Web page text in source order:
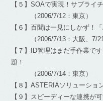
【５】SOAで実現！サプライ
（2006/7/12：東京）
【６】百聞は一見にしかず！
（2006/7/13：大阪、7/21
【７】ID管理はまだ手作業で
題！
（2006/7/14：東京）
【８】ASTERIAソリューショ
【９】スピーディーな連携が